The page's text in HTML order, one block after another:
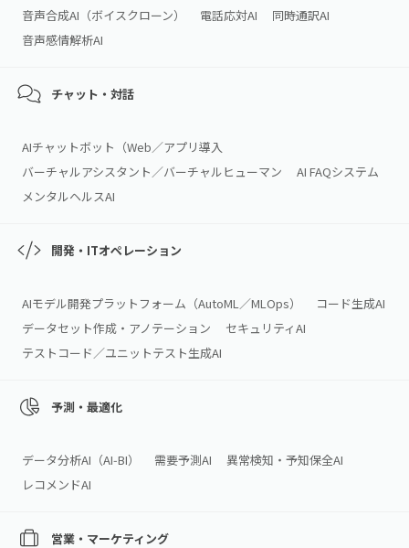
音声合成AI（ボイスクローン）
電話応対AI
同時通訳AI
音声感情解析AI
チャット・対話
AIチャットボット（Web／アプリ導入
バーチャルアシスタント／バーチャルヒューマン
AI FAQシステム
メンタルヘルスAI
開発・ITオペレーション
AIモデル開発プラットフォーム（AutoML／MLOps）
コード生成AI
データセット作成・アノテーション
セキュリティAI
テストコード／ユニットテスト生成AI
予測・最適化
データ分析AI（AI‑BI） 需要予測AI
異常検知・予知保全AI
レコメンドAI
営業・マーケティング